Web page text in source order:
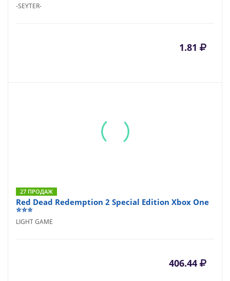
-SEYTER-
1.81
27 ПРОДАЖ
Red Dead Redemption 2 Special Edition Xbox One
⭐⭐⭐
LIGHT GAME
406.44